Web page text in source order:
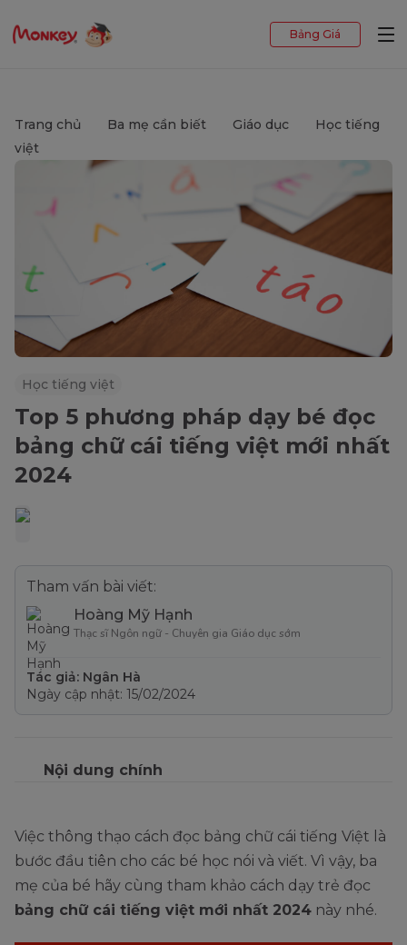
Bảng Giá
Trang chủ Ba mẹ cần biết Giáo dục
Học tiếng
việt
Học tiếng việt
Top 5 phương pháp dạy bé đọc
bảng chữ cái tiếng việt mới nhất
2024
Tham vấn bài viết:
Hoàng Mỹ Hạnh
Thạc sĩ Ngôn ngữ - Chuyên gia Giáo dục sớm
Tác giả: Ngân Hà
Ngày cập nhật: 15/02/2024
Nội dung chính
Việc thông thạo cách đọc bảng chữ cái tiếng Việt là
bước đầu tiên cho các bé học nói và viết. Vì vậy, ba
mẹ của bé hãy cùng tham khảo cách dạy trẻ đọc
bảng chữ cái tiếng việt mới nhất 2024 này nhé.